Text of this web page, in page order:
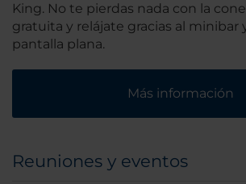
King. No te pierdas nada con la
gratuita y relájate gracias al minibar
pantalla plana.
Más información
Reuniones y eventos